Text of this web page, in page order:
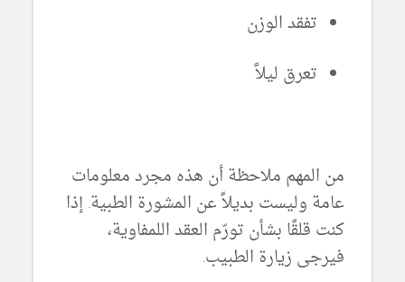
تفقد الوزن
تعرق ليلاً
من المهم ملاحظة أن هذه مجرد معلومات
عامة وليست بديلاً عن المشورة الطبية. إذا
كنت قلقًا بشأن تورّم العقد اللمفاوية،
فيرجى زيارة الطبيب.